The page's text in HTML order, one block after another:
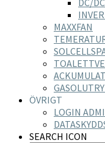
DC/
MAXXFAN
ÖVRIGT
LOGIN
SEARCH ICON